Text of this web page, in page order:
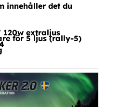
innehåller det du
120w extraljus
för 5 ljus (rally-5)